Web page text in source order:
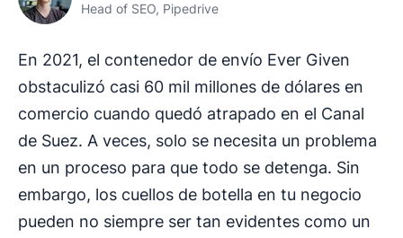
Head of SEO, Pipedrive
En 2021, el contenedor de envío Ever Given
obstaculizó casi 60 mil millones de dólares en
comercio cuando quedó atrapado en el Canal
de Suez. A veces, solo se necesita un problema
en un proceso para que todo se detenga. Sin
embargo, los cuellos de botella en tu negocio
pueden no siempre ser tan evidentes como un